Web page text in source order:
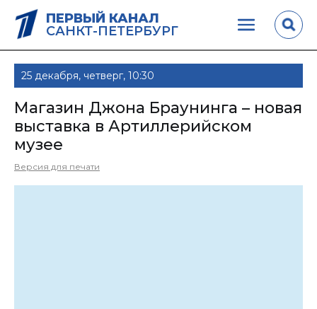
ПЕРВЫЙ КАНАЛ
САНКТ-ПЕТЕРБУРГ
25 декабря, четверг, 10:30
Магазин Джона Браунинга – новая
выставка в Артиллерийском
музее
Версия для печати